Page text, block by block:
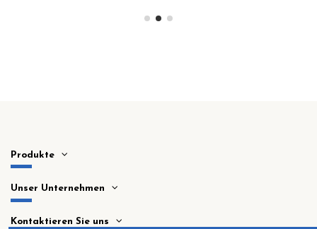
Produkte
Unser Unternehmen
Kontaktieren Sie uns